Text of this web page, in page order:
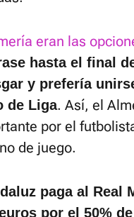
eran las
hasta el final
y prefería
de Liga. Así, el
por el
de juego.
paga al Real
por el 50%